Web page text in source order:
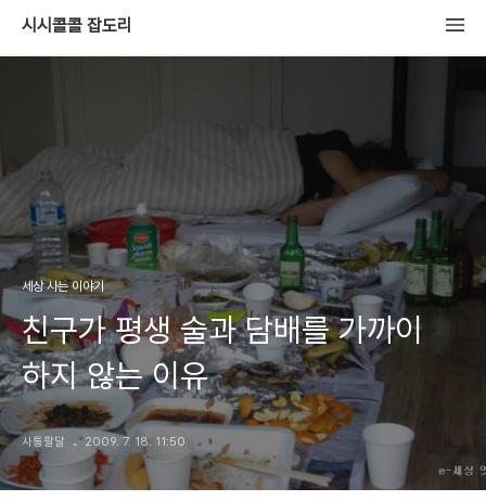
시시콜콜 잡도리
세상 사는 이야기
친구가 평생 술과 담배를 가까이
하지 않는 이유
사통팔달 2009. 7. 18. 11:50